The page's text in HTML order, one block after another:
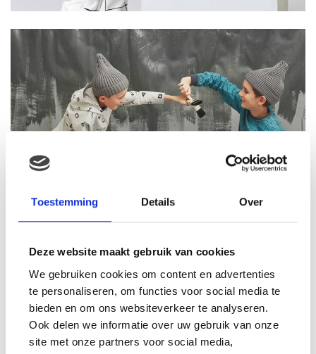
Toestemming Details Over
Deze website maakt gebruik van cookies
We gebruiken cookies om content en advertenties
te personaliseren, om functies voor social media te
bieden en om ons websiteverkeer te analyseren.
Ook delen we informatie over uw gebruik van onze
site met onze partners voor social media,